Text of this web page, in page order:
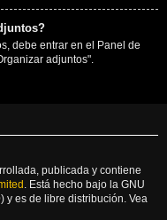
debe entrar en el Panel de
adjuntos".
publicada y contiene
. Está hecho bajo la GNU
y es de libre distribución. Vea